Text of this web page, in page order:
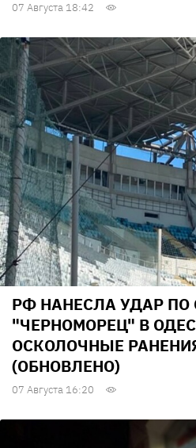
07 Августа 18:42
РФ НАНЕСЛА УДАР ПО
"ЧЕРНОМОРЕЦ" В
ОСКОЛОЧНЫЕ
(ОБНОВЛЕНО)
07 Августа 16:20